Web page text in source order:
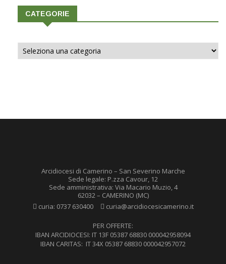
CATEGORIE
Categorie
Arcidiocesi di Camerino – San Severino Marche
Sede legale: P.zza Cavour, 12
Sede amministrativa: Via Macario Muzio, 4
62032 – CAMERINO (MC)
curia: 0737 630400 curia@arcidiocesicamerino.it
PER OFFERTE:
IBAN ARCIDIOCESI: IT 13F 05387 68830 000042958094
IBAN CARITAS: IT 34X 05387 68830 000042957072